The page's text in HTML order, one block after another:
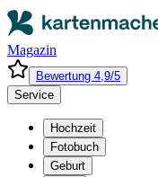
Magazin
Bewertung 4,9/5
Service
Hochzeit
Fotobuch
Geburt